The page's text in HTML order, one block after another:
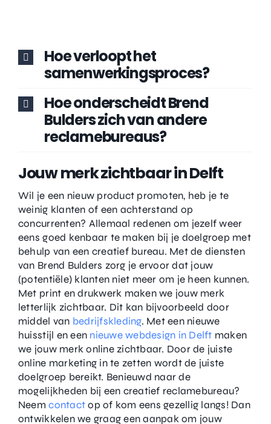
Hoe verloopt het
samenwerkingsproces?
Hoe onderscheidt Brend
Bulders zich van andere
reclamebureaus?
Jouw merk zichtbaar in Delft
Wil je een nieuw product promoten, heb je te
weinig klanten of een achterstand op
concurrenten? Allemaal redenen om jezelf weer
eens goed kenbaar te maken bij je doelgroep met
behulp van een creatief bureau. Met de diensten
van Brend Bulders zorg je ervoor dat jouw
(potentiële) klanten niet meer om je heen kunnen.
Met print en drukwerk maken we jouw merk
letterlijk zichtbaar. Dit kan bijvoorbeeld door
middel van bedrijfskleding. Met een nieuwe
huisstijl en een nieuwe webdesign in Delft maken
we jouw merk online zichtbaar. Door de juiste
online marketing in te zetten wordt de juiste
doelgroep bereikt. Benieuwd naar de
mogelijkheden bij een creatief reclamebureau?
Neemcontactop of kom eens gezellig langs! Dan
ontwikkelen we graag een aanpak om jouw